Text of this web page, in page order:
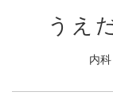
うえ
内